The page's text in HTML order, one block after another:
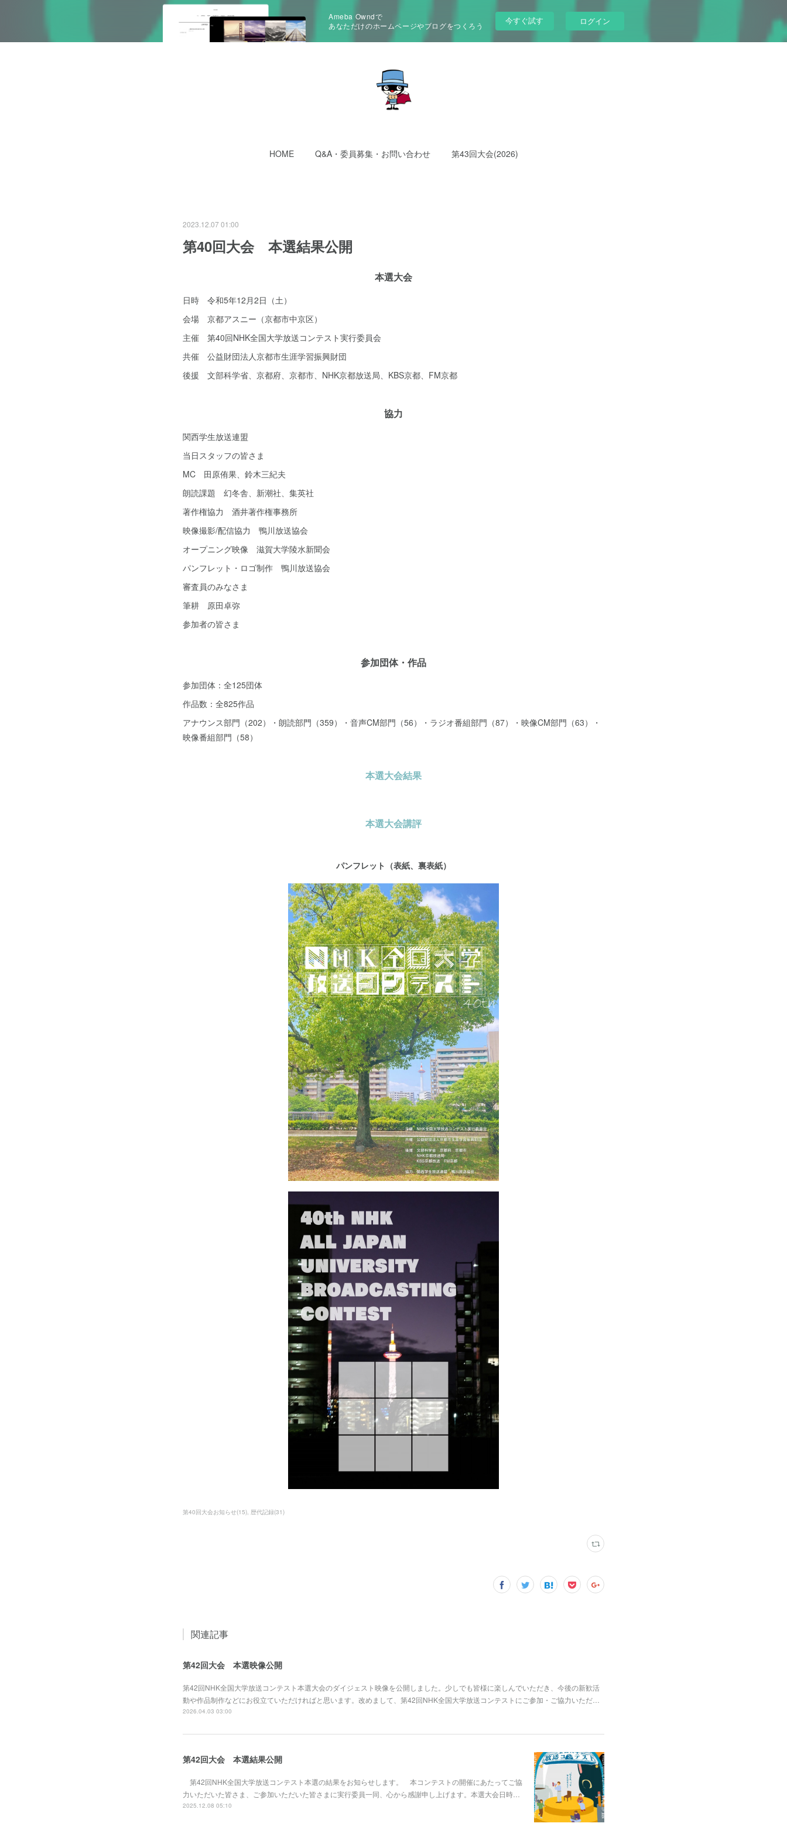
Ameba Owndで
あなただけのホームページやブログをつくろう
今すぐ試す ログイン
HOME Q&A・委員募集・お問い合わせ 第43回大会(2026)
2023.12.07 01:00
第40回大会 本選結果公開
本選大会
日時 令和5年12月2日（土）
会場 京都アスニー（京都市中京区）
主催 第40回NHK全国大学放送コンテスト実行委員会
共催 公益財団法人京都市生涯学習振興財団
後援 文部科学省、京都府、京都市、NHK京都放送局、KBS京都、FM京都
協力
関西学生放送連盟
当日スタッフの皆さま
MC 田原侑果、鈴木三紀夫
朗読課題 幻冬舎、新潮社、集英社
著作権協力 酒井著作権事務所
映像撮影/配信協力 鴨川放送協会
オープニング映像 滋賀大学陵水新聞会
パンフレット・ロゴ制作 鴨川放送協会
審査員のみなさま
筆耕 原田卓弥
参加者の皆さま
参加団体・作品
参加団体：全125団体
作品数：全825作品
アナウンス部門（202）・朗読部門（359）・音声CM部門（56）・ラジオ番組部門（87）・映像CM部門（63）・
映像番組部門（58）
本選大会結果
本選大会講評
パンフレット（表紙、裏表紙）
第40回大会お知らせ(15) 歴代記録(31)
関連記事
第42回大会 本選映像公開
第42回NHK全国大学放送コンテスト本選大会のダイジェスト映像を公開しました。少しでも皆様に楽しんでいただき、今後の新歓活
動や作品制作などにお役立ていただければと思います。改めまして、第42回NHK全国大学放送コンテストにご参加・ご協力いただ…
2026.04.03 03:00
第42回大会 本選結果公開
第42回NHK全国大学放送コンテスト本選の結果をお知らせします。 本コンテストの開催にあたってご協
力いただいた皆さま、ご参加いただいた皆さまに実行委員一同、心から感謝申し上げます。本選大会日時…
2025.12.08 05:10